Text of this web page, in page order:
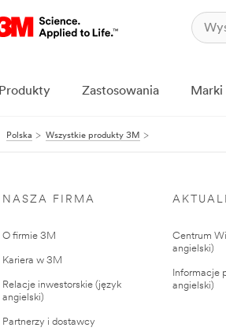
Produkty Zastosowania Marki
Polska Wszystkie produkty 3M
NASZA FIRMA
O firmie 3M
Kariera w 3M
Relacje inwestorskie (język
angielski)
Partnerzy i dostawcy
Centrum
angielski)
Informacje
angielski)